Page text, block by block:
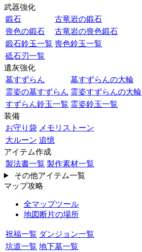
武器強化
鍛石
古竜岩の鍛石
喪色の鍛石
古竜岩の喪色鍛石
鍛石鈴玉一覧 喪色鈴玉一覧
砥石刃一覧
遺灰強化
墓すずらん
墓すずらんの大輪
霊姿の墓すずらん 霊姿すずらんの大輪
すずらん鈴玉一覧 霊姿鈴玉一覧
装備
お守り袋 メモリストーン
大ルーン 追憶
アイテム作成
製法書一覧 製作素材一覧
その他アイテム一覧
マップ攻略
全マップツール
地図断片の場所
祝福一覧 ダンジョン一覧
坑道一覧 地下墓一覧